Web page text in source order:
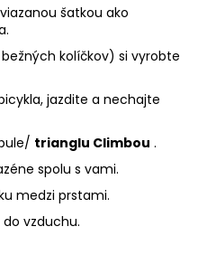
šatkou ako
kolíčkov) si vyrobte
jazdite a nechajte
trianglu Climbou .
spolu s vami.
medzi prstami.
vzduchu.